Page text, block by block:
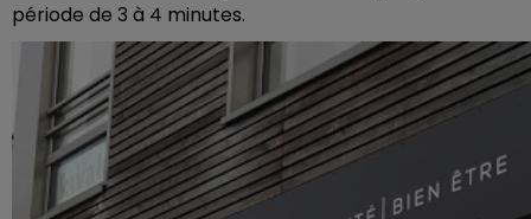
période de 3 à 4 minutes.